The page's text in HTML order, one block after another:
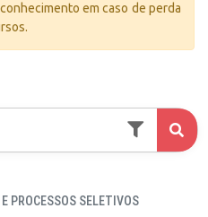
em caso de perda
PROCESSOS SELETIVOS